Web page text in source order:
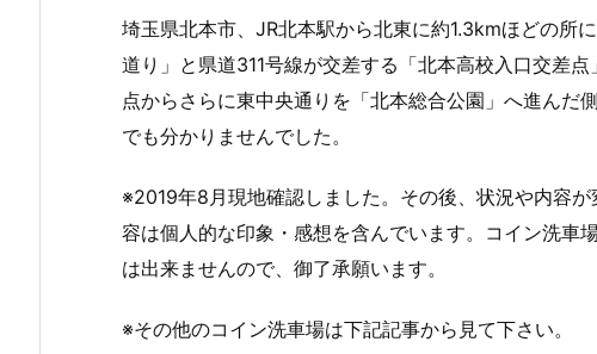
埼玉県北本市、JR北本駅から北東に約1.3kmほどの所
道り」と県道311号線が交差する「北本高校入口交差
点からさらに東中央通りを「北本総合公園」へ進んだ
でも分かりませんでした。
※2019年8月現地確認しました。その後、状況や内容
容は個人的な印象・感想を含んでいます。コイン洗車
は出来ませんので、御了承願います。
※その他のコイン洗車場は下記記事から見て下さい。